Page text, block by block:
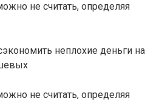
не считать, определяя
неплохие деньги на
не считать, определяя